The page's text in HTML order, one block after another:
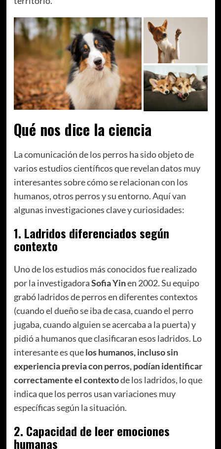
Qué nos dice la ciencia
La comunicación de los perros ha sido objeto de
varios estudios científicos que revelan datos muy
interesantes sobre cómo se relacionan con los
humanos, otros perros y su entorno. Aquí van
algunas investigaciones clave y curiosidades:
1. Ladridos diferenciados según
contexto
Uno de los estudios más conocidos fue realizado
por la investigadoraSofia Yinen 2002. Su equipo
grabó ladridos de perros en diferentes contextos
(cuando el dueño se iba de casa, cuando el perro
jugaba, cuando alguien se acercaba a la puerta) y
pidió a humanos que clasificaran esos ladridos. Lo
interesante es quelos humanos, incluso sin
experiencia previa con perros, podían identificar
correctamente el contextode los ladridos, lo que
indica que los perros usan variaciones muy
específicas según la situación.
2. Capacidad de leer emociones
humanas